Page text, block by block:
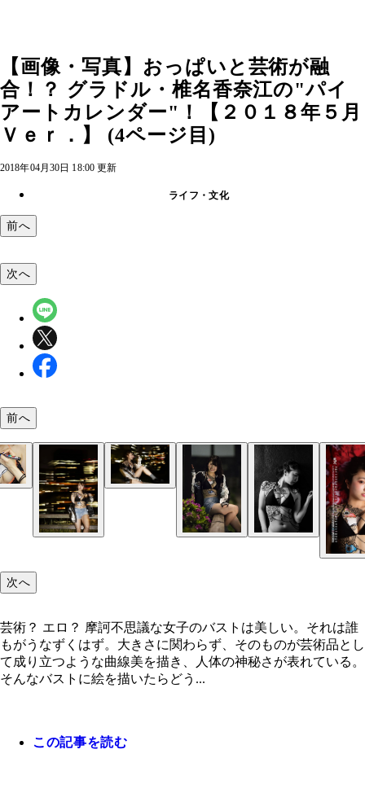
【画像・写真】おっぱいと芸術が融
合！？ グラドル・椎名香奈江の"パイ
アートカレンダー"！【２０１８年５月
Ｖｅｒ．】 (4ページ目)
2018年04月30日 18:00 更新
ライフ・文化
前へ
芸術？ エロ？ 摩訶不思議な“パイアート”！
普段は描かない脇腹に描かれて爆笑する椎名
「おっぱいマウスパッド」のように手を置いて安
るふせでぃ
次へ
前へ
次へ
芸術？ エロ？ 摩訶不思議な女子のバストは美しい。それは誰
もがうなずくはず。大きさに関わらず、そのものが芸術品とし
て成り立つような曲線美を描き、人体の神秘さが表れている。
そんなバストに絵を描いたらどう...
この記事を読む